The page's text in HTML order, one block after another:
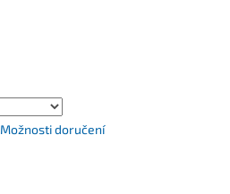
Možnosti doručení